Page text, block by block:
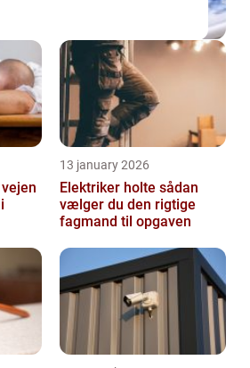
13 january 2026
Elektriker holte sådan
vælger du den rigtige
fagmand til opgaven